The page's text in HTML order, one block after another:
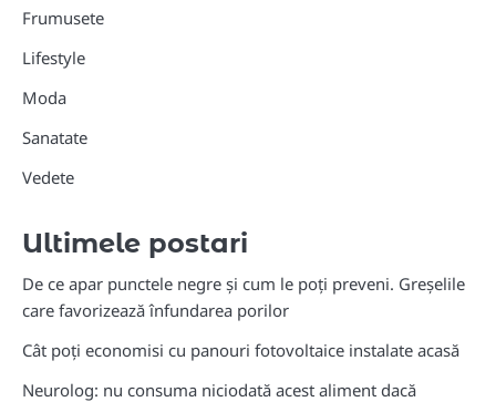
Frumusete
Lifestyle
Moda
Sanatate
Vedete
Ultimele postari
De ce apar punctele negre și cum le poți preveni. Greșelile
care favorizează înfundarea porilor
Cât poți economisi cu panouri fotovoltaice instalate acasă
Neurolog: nu consuma niciodată acest aliment dacă